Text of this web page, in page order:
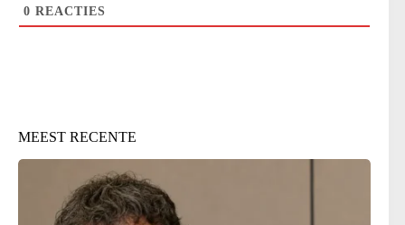
0 REACTIES
MEEST RECENTE